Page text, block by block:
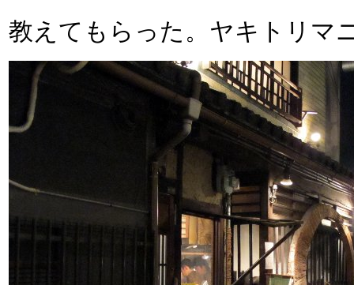
教えてもらった。ヤキトリマ